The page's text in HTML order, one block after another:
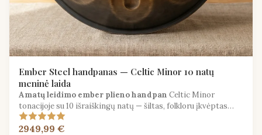
Ember Steel handpanas — Celtic Minor 10 natų
meninė laida
Amatų leidimo ember plieno handpan Celtic Minor
tonacijoje su 10 išraiškingų natų — šiltas, folkloru įkvėptas
balsas išrankiam muzikantui.
2949,99 €